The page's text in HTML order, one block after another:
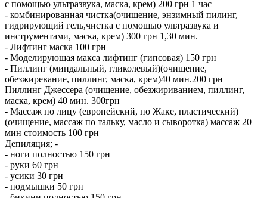
с помощью ультразвука, маска, крем) 200 грн 1 час
- комбинированная чистка(очищение, энзимный пилинг,
гидрирующий гель,чистка с помощью ультразвука и
инструментами, маска, крем) 300 грн 1,30 мин.
- Лифтинг маска 100 грн
- Моделирующая макса лифтинг (гипсовая) 150 грн
- Пиллинг (миндальный, гликолевый)(очищение,
обезжиревание, пиллинг, маска, крем)40 мин.200 грн
Пиллинг Джессера (очищение, обезжириванием, пиллинг,
маска, крем) 40 мин. 300грн
- Массаж по лицу (европейский, по Жаке, пластический)
(очищение, массаж по тальку, масло и сыворотка) массаж 20
мин стоимость 100 грн
Депиляция; -
- ноги полностью 150 грн
- руки 60 грн
- усики 30 грн
- подмышки 50 грн